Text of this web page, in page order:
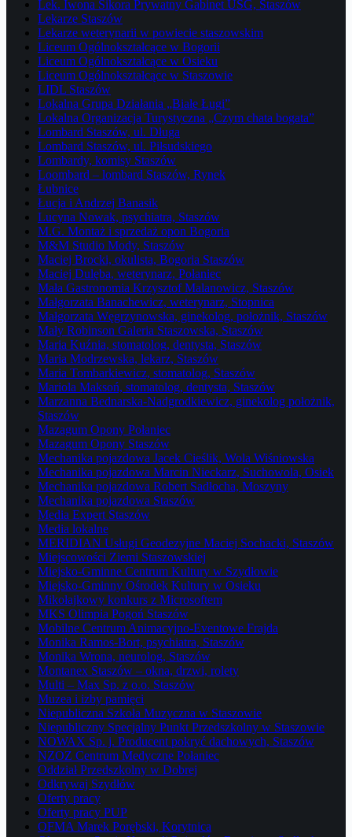
Lek. Iwona Sikora Prywatny Gabinet USG, Staszów
Lekarze Staszów
Lekarze weterynarii w powiecie staszowskim
Liceum Ogólnokształcące w Bogorii
Liceum Ogólnokształcące w Osieku
Liceum Ogólnokształcące w Staszowie
LIDL Staszów
Lokalna Grupa Działania „Białe Ługi”
Lokalna Organizacja Turystyczna „Czym chata bogata”
Lombard Staszów, ul. Długa
Lombard Staszów, ul. Piłsudskiego
Lombardy, komisy Staszów
Loombard – lombard Staszów, Rynek
Łubnice
Łucja i Andrzej Banasik
Lucyna Nowak, psychiatra, Staszów
M.G. Montaż i sprzedaż opon Bogoria
M&M Studio Mody, Staszów
Maciej Brocki, okulista, Bogoria Staszów
Maciej Dulęba, weterynarz, Połaniec
Mała Gastronomia Krzysztof Malanowicz, Staszów
Małgorzata Banachewicz, weterynarz, Stopnica
Małgorzata Węgrzynowska, ginekolog, położnik, Staszów
Mały Robinson Galeria Staszowska, Staszów
Maria Kuźnia, stomatolog, dentysta, Staszów
Maria Modrzewska, lekarz, Staszów
Maria Tombarkiewicz, stomatolog, Staszów
Mariola Maksoń, stomatolog, dentysta, Staszów
Marzanna Bednarska-Nadgrodkiewicz, ginekolog położnik,
Staszów
Mazagum Opony Połaniec
Mazagum Opony Staszów
Mechanika pojazdowa Jacek Cieślik, Wola Wiśniowska
Mechanika pojazdowa Marcin Nieckarz, Suchowola, Osiek
Mechanika pojazdowa Robert Sadłocha, Moszyny
Mechanika pojazdowa Staszów
Media Expert Staszów
Media lokalne
MERIDIAN Usługi Geodezyjne Maciej Sochacki, Staszów
Miejscowości Ziemi Staszowskiej
Miejsko-Gminne Centrum Kultury w Szydłowie
Miejsko-Gminny Ośrodek Kultury w Osieku
Mikołajkowy konkurs z Microsoftem
MKS Olimpia Pogoń Staszów
Mobilne Centrum Animacyjno-Eventowe Frajda
Monika Ramos-Bort, psychiatra, Staszów
Monika Wrona, neurolog, Staszów
Montanex Staszów – okna, drzwi, rolety
Multi – Max Sp. z o.o. Staszów
Muzea i izby pamięci
Niepubliczna Szkoła Muzyczna w Staszowie
Niepubliczny Specjalny Punkt Przedszkolny w Staszowie
NOWAX Sp. j. Producent pokryć dachowych, Staszów
NZOZ Centrum Medyczne Połaniec
Oddział Przedszkolny w Dobrej
Odkrywaj Szydłów
Oferty pracy
Oferty pracy PUP
OFMA Marek Porębski, Korytnica